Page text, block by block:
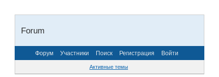
Forum
Форум Участники Поиск Регистрация Войти
Активные темы